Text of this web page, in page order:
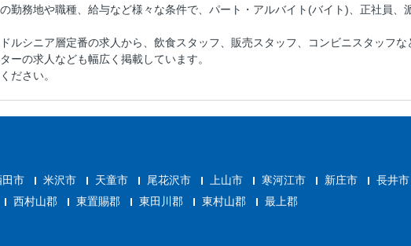
勤務地や職種、給与など様々な条件で、パート・アルバイト(バイト)、正社員
ルシニア層定番の求人から、飲食スタッフ、販売スタッフ、コンビニスタッフ
ーの求人なども幅広く掲載しています。
ださい。
田市 米沢市 天童市 尾花沢市 上山市 寒河江市 新庄市
長井市
西村山郡 東置賜郡 東田川郡 東村山郡 最上郡